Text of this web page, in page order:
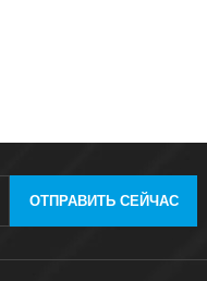
ОТПРАВИТЬ СЕЙЧАС